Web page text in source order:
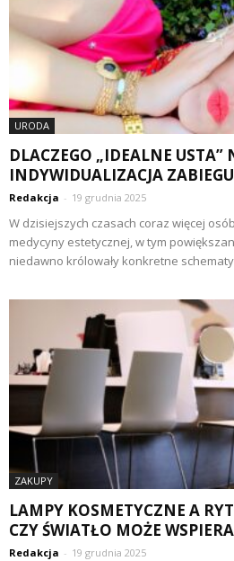
URODA
DLACZEGO „IDEALNE USTA”
INDYWIDUALIZACJA
Redakcja - 19 grudnia 2025
W dzisiejszych czasach coraz więcej
medycyny estetycznej, w tym
niedawno królowały konkretne
ZAKUPY
LAMPY KOSMETYCZNE A
CZY ŚWIATŁO MOŻE
Redakcja - 19 grudnia 2025